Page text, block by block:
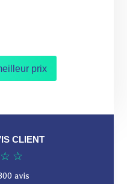
prix
CLIENT
☆ ☆
avis